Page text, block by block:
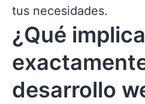
tus necesidades.
¿Qué implica
desarrollo